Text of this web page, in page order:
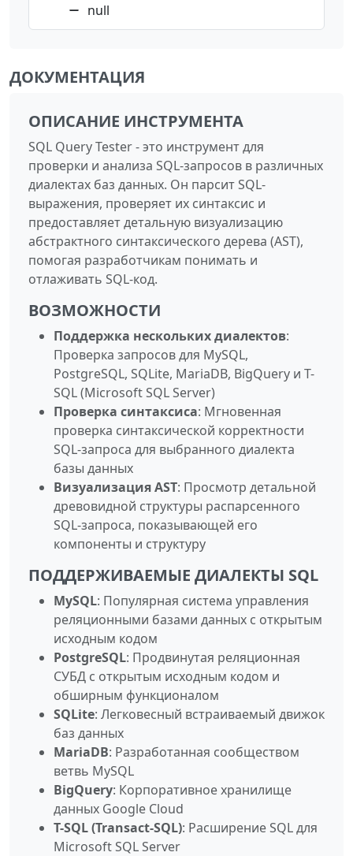
null
ДОКУМЕНТАЦИЯ
ОПИСАНИЕ ИНСТРУМЕНТА
SQL Query Tester - это инструмент для
проверки и анализа SQL-запросов в различных
диалектах баз данных. Он парсит SQL-
выражения, проверяет их синтаксис и
предоставляет детальную визуализацию
абстрактного синтаксического дерева (AST),
помогая разработчикам понимать и
отлаживать SQL-код.
ВОЗМОЖНОСТИ
Поддержка нескольких диалектов:
Проверка запросов для MySQL,
PostgreSQL, SQLite, MariaDB, BigQuery и T-
SQL (Microsoft SQL Server)
Проверка синтаксиса: Мгновенная
проверка синтаксической корректности
SQL-запроса для выбранного диалекта
базы данных
Визуализация AST: Просмотр детальной
древовидной структуры распарсенного
SQL-запроса, показывающей его
компоненты и структуру
ПОДДЕРЖИВАЕМЫЕ ДИАЛЕКТЫ SQL
MySQL: Популярная система управления
реляционными базами данных с открытым
исходным кодом
PostgreSQL: Продвинутая реляционная
СУБД с открытым исходным кодом и
обширным функционалом
SQLite: Легковесный встраиваемый движок
баз данных
MariaDB: Разработанная сообществом
ветвь MySQL
BigQuery: Корпоративное хранилище
данных Google Cloud
T-SQL (Transact-SQL): Расширение SQL для
Microsoft SQL Server